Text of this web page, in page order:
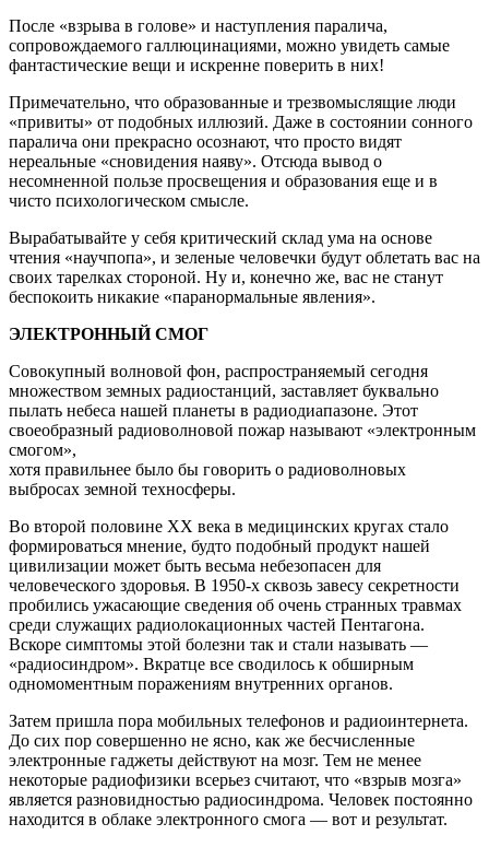
После «взрыва в голове» и наступления паралича,
сопровождаемого галлюцинациями, можно увидеть самые
фантастические вещи и искренне поверить в них!
Примечательно, что образованные и трезвомыслящие люди
«привиты» от подобных иллюзий. Даже в состоянии сонного
паралича они прекрасно осознают, что просто видят
нереальные «сновидения наяву». Отсюда вывод о
несомненной пользе просвещения и образования еще и в
чисто психологическом смысле.
Вырабатывайте у себя критический склад ума на основе
чтения «научпопа», и зеленые человечки будут облетать вас на
своих тарелках стороной. Ну и, конечно же, вас не станут
беспокоить никакие «паранормальные явления».
ЭЛЕКТРОННЫЙ СМОГ
Совокупный волновой фон, распространяемый сегодня
множеством земных радиостанций, заставляет буквально
пылать небеса нашей планеты в радиодиапазоне. Этот
своеобразный радиоволновой пожар называют «электронным
смогом»,
хотя правильнее было бы говорить о радиоволновых
выбросах земной техносферы.
Во второй половине XX века в медицинских кругах стало
формироваться мнение, будто подобный продукт нашей
цивилизации может быть весьма небезопасен для
человеческого здоровья. В 1950-х сквозь завесу секретности
пробились ужасающие сведения об очень странных травмах
среди служащих радиолокационных частей Пентагона.
Вскоре симптомы этой болезни так и стали называть —
«радиосиндром». Вкратце все сводилось к обширным
одномоментным поражениям внутренних органов.
Затем пришла пора мобильных телефонов и радиоинтернета.
До сих пор совершенно не ясно, как же бесчисленные
электронные гаджеты действуют на мозг. Тем не менее
некоторые радиофизики всерьез считают, что «взрыв мозга»
является разновидностью радиосиндрома. Человек постоянно
находится в облаке электронного смога — вот и результат.